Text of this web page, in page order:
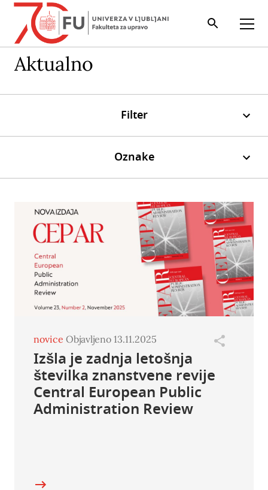
Iskalnik Odpri
Aktualno
Filter
Oznake
novice Objavljeno 13.11.2025
Izšla je zadnja letošnja
številka znanstvene revije
Central European Public
Administration Review